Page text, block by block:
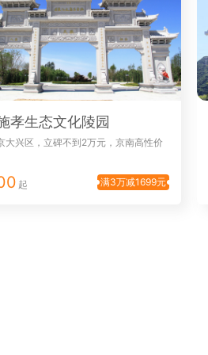
孝生态文化陵园
大兴区，立碑不到2万元，京南高性价
满3万减1699元